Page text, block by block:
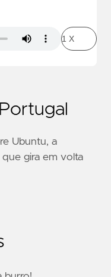
Ubuntu, a
gira em volta